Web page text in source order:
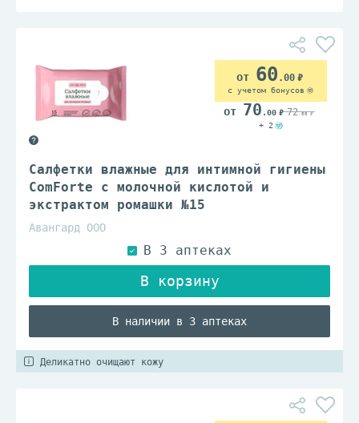
Салфетки влажные для интимной гигиены
ComForte с молочной кислотой и
экстрактом ромашки №15
Авангард ООО
В наличии в 3 аптеках
60 .00
с учетом бонусов
70 .00 72.00
+ 2
Деликатно очищают кожу